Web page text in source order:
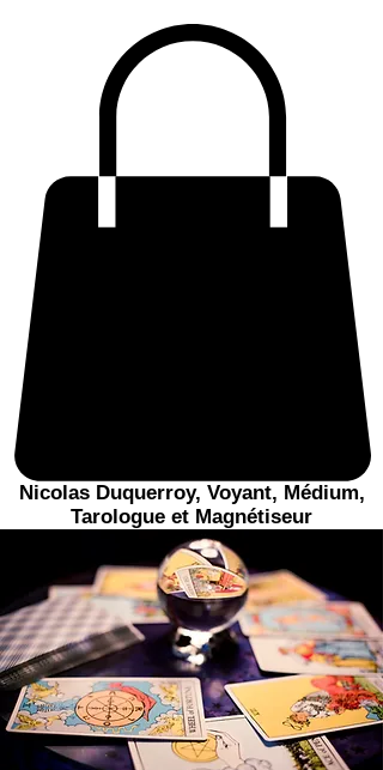
Nicolas Duquerroy, Voyant, Médium,
Tarologue et Magnétiseur